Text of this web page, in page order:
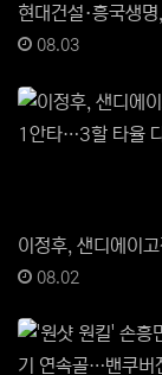
등록일
08.03
등록일
08.02